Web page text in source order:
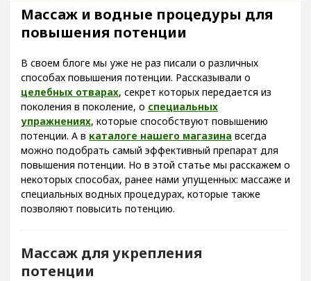
Массаж и водные процедуры для
повышения потенции
В своем блоге мы уже не раз писали о различных
способах повышения потенции. Рассказывали о
целебных отварах, секрет которых передается из
поколения в поколение, о специальных
упражнениях, которые способствуют повышению
потенции. А в каталоге нашего магазина всегда
можно подобрать самый эффективный препарат для
повышения потенции. Но в этой статье мы расскажем о
некоторых способах, ранее нами упущенных: массаже и
специальных водных процедурах, которые также
позволяют повысить потенцию.
Массаж для укрепления
потенции